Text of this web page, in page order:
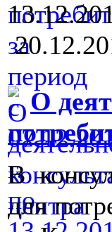
О
В
для